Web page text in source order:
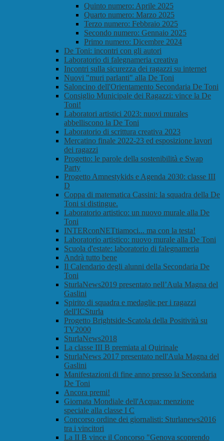
Quinto numero: Aprile 2025
Quarto numero: Marzo 2025
Terzo numero: Febbraio 2025
Secondo numero: Gennaio 2025
Primo numero: Dicembre 2024
De Toni: incontri con gli autori
Laboratorio di falegnameria creativa
Incontri sulla sicurezza dei ragazzi su internet
Nuovi "muri parlanti" alla De Toni
Saloncino dell'Orientamento Secondaria De Toni
Consiglio Municipale dei Ragazzi: vince la De
Toni!
Laboratori artistici 2023: nuovi murales
abbelliscono la De Toni
Laboratorio di scrittura creativa 2023
Mercatino finale 2022-23 ed esposizione lavori
dei ragazzi
Progetto: le parole della sostenibilità e Swap
Party
Progetto Amnestykids e Agenda 2030: classe III
D
Coppa di matematica Cassini: la squadra della De
Toni si distingue.
Laboratorio artistico: un nuovo murale alla De
Toni
INTERconNETtiamoci... ma con la testa!
Laboratorio artistico: nuovo murale alla De Toni
Scuola d'estate: laboratorio di falegnameria
Andrà tutto bene
Il Calendario degli alunni della Secondaria De
Toni
SturlaNews2019 presentato nell’Aula Magna del
Gaslini
Spirito di squadra e medaglie per i ragazzi
dell'ICSturla
Progetto Brightside-Scatola della Positività su
TV2000
SturlaNews2018
La classe III B premiata al Quirinale
SturlaNews 2017 presentato nell'Aula Magna del
Gaslini
Manifestazioni di fine anno presso la Secondaria
De Toni
Ancora premi!
Giornata Mondiale dell'Acqua: menzione
speciale alla classe I C
Concorso ordine dei giornalisti: Sturlanews2016
tra i vincitori
La II B vince il Concorso "Genova scoprendo